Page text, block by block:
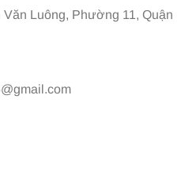
Luông, Phường 11, Quận